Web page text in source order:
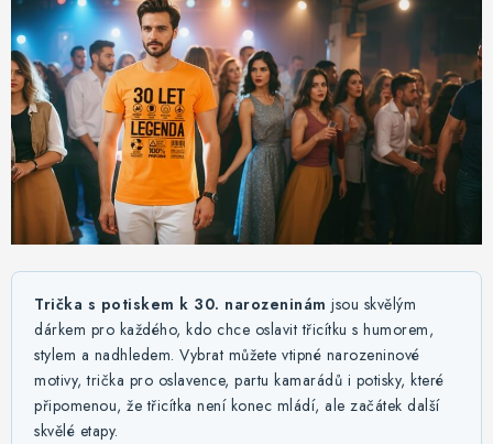
PRO PÁRY
VLASTNÍ MOTIV
TRIČKA
MIKINY
B2B
MÁM SRDCE POMÁHÁM
VÁNOCE
Trička s potiskem k 30. narozeninám jsou skvělým
dárkem pro každého, kdo chce oslavit třicítku s humorem,
stylem a nadhledem. Vybrat můžete vtipné narozeninové
motivy, trička pro oslavence, partu kamarádů i potisky, které
připomenou, že třicítka není konec mládí, ale začátek další
skvělé etapy.